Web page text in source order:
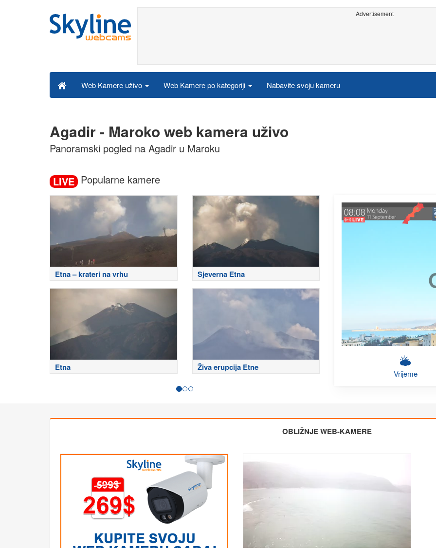
Advertisement
Web Kamere uživo Web Kamere po kategoriji Nabavite svoju kameru
Agadir - Maroko web kamera uživo
Panoramski pogled na Agadir u Maroku
LIVE Popularne kamere
Etna – krateri na vrhu Sjeverna Etna
Etna Živa erupcija Etne
Vrijeme
OBLIŽNJE WEB-KAMERE